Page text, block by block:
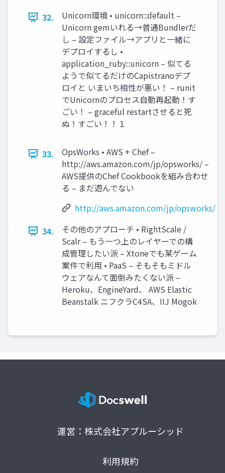
32.
Unicorn環境 • unicorn::default –
Unicorn gemいれる→普通Bundlerだ
し – 設定ファイル→アプリと一緒に
デプロイするし •
application_ruby::unicorn – 似てる
ようで似てるだけのCapistranoデプ
ロイと いまいち相性が悪い！ – runit
でUnicornのプロセス自動再起動！す
ごい！ – graceful restartさせると死
ぬ！すごい！！１
33.
OpsWorks • AWS + Chef –
http://aws.amazon.com/jp/opsworks/ –
AWS提供のChef Cookbookを組み合わせ
る – まだ遊んでない
http://aws.amazon.com/jp/opsworks/
34.
その他のアプローチ • RightScale /
Scalr – もう一つ上のレイヤーでの構
成管理したい派 – Xtoneでも某ゲーム
案件で利用 • PaaS – そもそもミドル
ウェアなんて面倒みたくない派 –
Heroku、EngineYard、 AWS Elastic
Beanstalk ニフクラC4SA、IIJ Mogok
運営：株式会社アプルーシッド
利用規約